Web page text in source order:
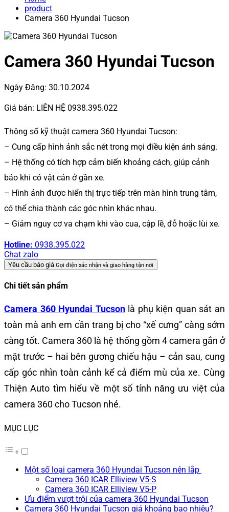
product
Camera 360 Hyundai Tucson
Camera 360 Hyundai Tucson
Ngày Đăng: 30.10.2024
Giá bán: LIÊN HỆ 0938.395.022
Thông số kỹ thuật camera 360 Hyundai Tucson:
– Cung cấp hình ảnh sắc nét trong mọi điều kiện ánh sáng.
– Hệ thống có tích hợp cảm biến khoảng cách, giúp cảnh
báo khi có vật cản ở gần xe.
– Hình ảnh được hiển thị trực tiếp trên màn hình trung tâm,
có thể chia thành các góc nhìn khác nhau.
– Giảm nguy cơ va chạm khi vào cua, cập lề, đỗ hoặc lùi xe.
Hotline: 0938.395.022
Chat zalo
Yêu cầu báo giá Gọi điện xác nhận và giao hàng tận nơi
Chi tiết sản phẩm
Camera 360 Hyundai Tucsonlà phụ kiện quan sát an
toàn mà anh em cần trang bị cho “xế cưng” càng sớm
càng tốt. Camera 360 là hệ thống gồm 4 camera gắn ở
mặt trước – hai bên gương chiếu hậu – cản sau, cung
cấp góc nhìn toàn cảnh kể cả điểm mù của xe. Cùng
Thiện Auto tìm hiểu về một số tính năng ưu việt của
camera 360 cho Tucson nhé.
MỤC LỤC
Một số loại camera 360 Hyundai Tucson nên lắp
Camera 360 ICAR Elliview V5-S
Camera 360 ICAR Elliview V5-P
Ưu điểm vượt trội của camera 360 Hyundai Tucson
Camera 360 Hyundai Tucson giá khoảng bao nhiêu?